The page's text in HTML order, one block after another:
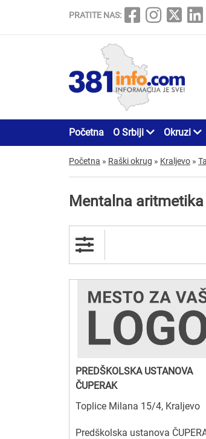
PRATITE NAS:
Početna O Srbiji Okruzi
Početna » Raški okrug » Kraljevo »
Mentalna
PREDŠKOLSKA USTANOVA
ČUPERAK
Toplice Milana 15/4, Kraljevo
Predškolska ustanova